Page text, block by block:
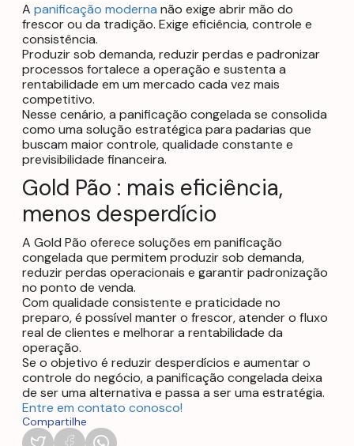
Apanificação moderna não exige abrir mão do
frescor ou da tradição. Exige eficiência, controle e
consistência.
Produzir sob demanda, reduzir perdas e padronizar
processos fortalece a operação e sustenta a
rentabilidade em um mercado cada vez mais
competitivo.
Nesse cenário, a panificação congelada se consolida
como uma solução estratégica para padarias que
buscam maior controle, qualidade constante e
previsibilidade financeira.
Gold Pão : mais eficiência,
menos desperdício
A Gold Pão oferece soluções em panificação
congelada que permitem produzir sob demanda,
reduzir perdas operacionais e garantir padronização
no ponto de venda.
Com qualidade consistente e praticidade no
preparo, é possível manter o frescor, atender o fluxo
real de clientes e melhorar a rentabilidade da
operação.
Se o objetivo é reduzir desperdícios e aumentar o
controle do negócio, a panificação congelada deixa
de ser uma alternativa e passa a ser uma estratégia.
Entre em contato conosco!
Compartilhe